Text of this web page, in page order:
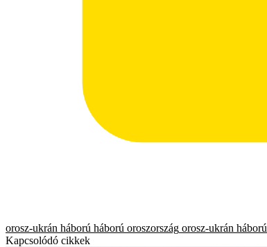
orosz-ukrán háború háború oroszország orosz-ukrán háború
Kapcsolódó cikkek